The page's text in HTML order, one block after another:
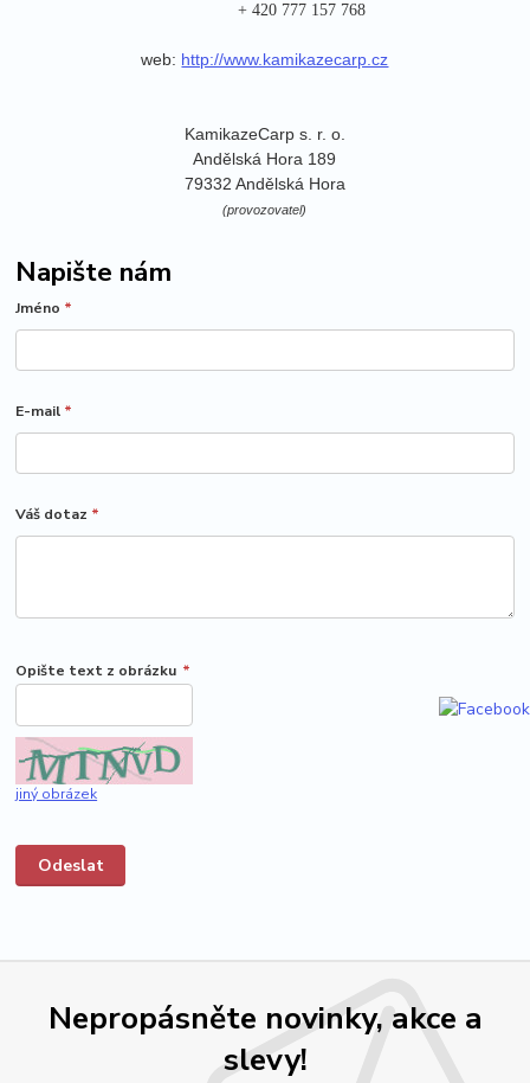
+ 420 777 157 768
web: http://www.kamikazecarp.cz
KamikazeCarp s. r. o.
Andělská Hora 189
79332 Andělská Hora
(provozovatel)
Napište nám
Jméno *
E-mail *
Váš dotaz *
Opište text z obrázku *
jiný obrázek
Nepropásněte novinky, akce a
slevy!